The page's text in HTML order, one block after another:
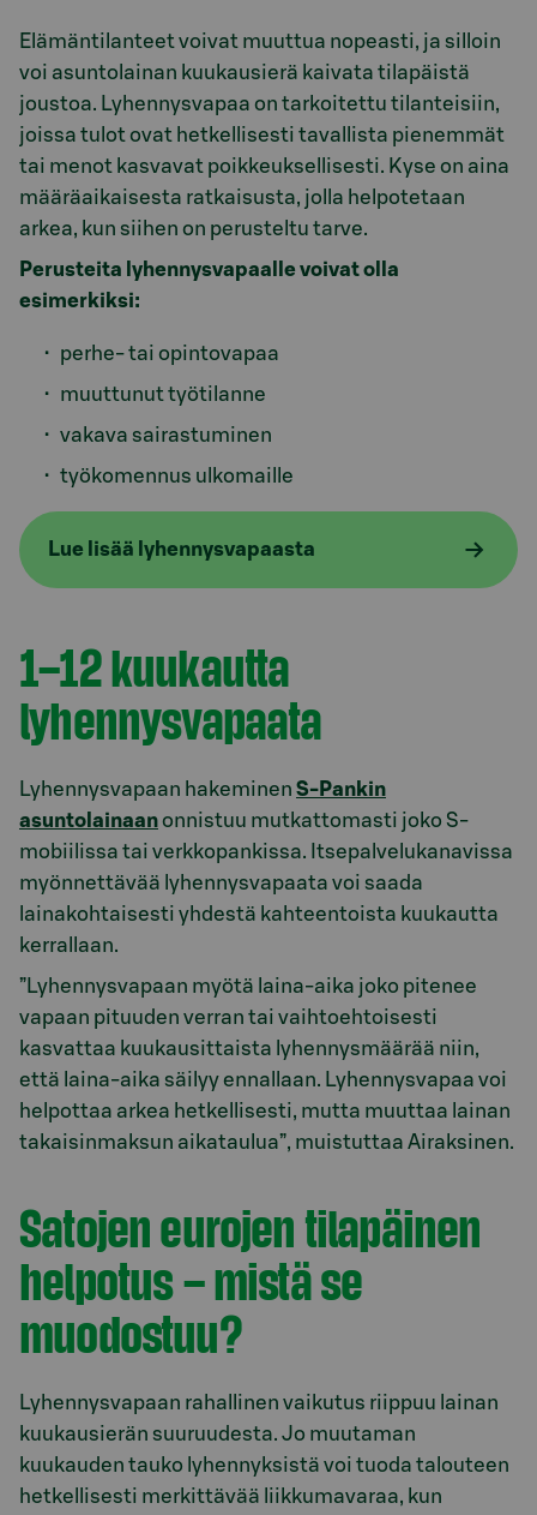
Elämäntilanteet voivat muuttua nopeasti, ja silloin
voi asuntolainan kuukausierä kaivata tilapäistä
joustoa. Lyhennysvapaa on tarkoitettu tilanteisiin,
joissa tulot ovat hetkellisesti tavallista pienemmät
tai menot kasvavat poikkeuksellisesti. Kyse on aina
määräaikaisesta ratkaisusta, jolla helpotetaan
arkea, kun siihen on perusteltu tarve.
Perusteita lyhennysvapaalle voivat olla
esimerkiksi:
perhe‑ tai opintovapaa
muuttunut työtilanne
vakava sairastuminen
työkomennus ulkomaille
Lue lisää lyhennysvapaasta
1–12 kuukautta
lyhennysvapaata
Lyhennysvapaan hakeminen S‑Pankin
asuntolainaanonnistuu mutkattomasti joko S-
mobiilissa tai verkkopankissa. Itsepalvelukanavissa
myönnettävää lyhennysvapaata voi saada
lainakohtaisesti yhdestä kahteentoista kuukautta
kerrallaan.
”Lyhennysvapaan myötä laina‑aika joko pitenee
vapaan pituuden verran tai vaihtoehtoisesti
kasvattaa kuukausittaista lyhennysmäärää niin,
että laina-aika säilyy ennallaan. Lyhennysvapaa voi
helpottaa arkea hetkellisesti, mutta muuttaa lainan
takaisinmaksun aikataulua”, muistuttaa Airaksinen.
Satojen eurojen tilapäinen
helpotus – mistä se
muodostuu?
Lyhennysvapaan rahallinen vaikutus riippuu lainan
kuukausierän suuruudesta. Jo muutaman
kuukauden tauko lyhennyksistä voi tuoda talouteen
hetkellisesti merkittävää liikkumavaraa, kun